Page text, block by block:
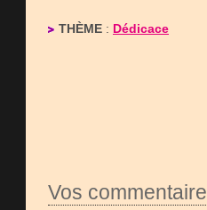
THÈME : Dédicace
Vos